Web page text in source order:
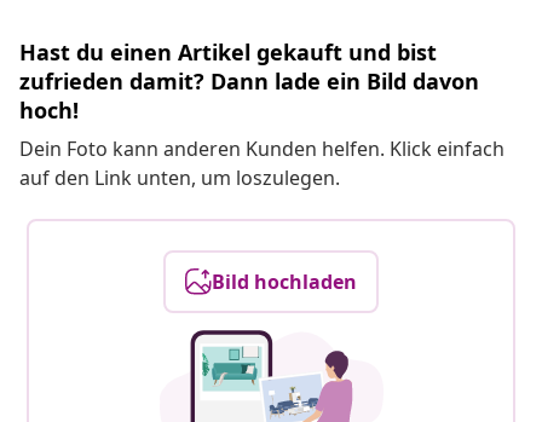
Hast du einen Artikel gekauft und bist
zufrieden damit? Dann lade ein Bild davon
hoch!
Dein Foto kann anderen Kunden helfen. Klick einfach
auf den Link unten, um loszulegen.
Bild hochladen